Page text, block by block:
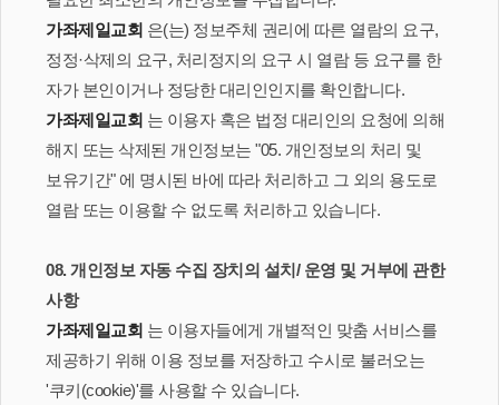
가좌제일교회 은(는) 정보주체 권리에 따른 열람의 요구,
정정·삭제의 요구, 처리정지의 요구 시 열람 등 요구를 한
자가 본인이거나 정당한 대리인인지를 확인합니다.
가좌제일교회 는 이용자 혹은 법정 대리인의 요청에 의해
해지 또는 삭제된 개인정보는 "05. 개인정보의 처리 및
보유기간" 에 명시된 바에 따라 처리하고 그 외의 용도로
열람 또는 이용할 수 없도록 처리하고 있습니다.
08. 개인정보 자동 수집 장치의 설치/ 운영 및 거부에 관한
사항
가좌제일교회 는 이용자들에게 개별적인 맞춤 서비스를
제공하기 위해 이용 정보를 저장하고 수시로 불러오는
'쿠키(cookie)'를 사용할 수 있습니다.